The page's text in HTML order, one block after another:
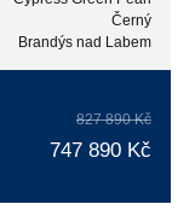
Černý
Brandýs nad Labem
827 890 Kč
747 890 Kč